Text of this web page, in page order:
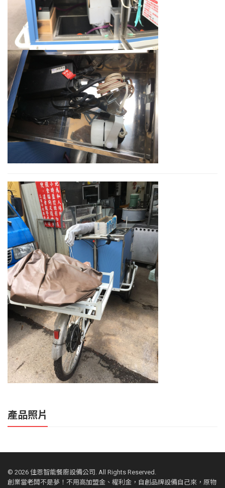
產品照片
© 2026 佳恩智能餐廚設備公司. All Rights Reserved.
創業當老闆不是夢！不用高加盟金、權利金，自創品牌設備自己來，原物